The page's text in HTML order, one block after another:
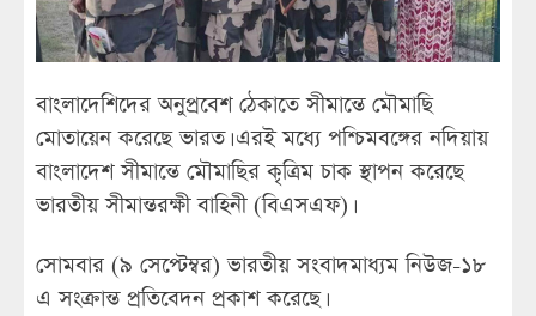
বাংলাদেশিদের অনুপ্রবেশ ঠেকাতে সীমান্তে মৌমাছি
মোতায়েন করেছে ভারত। এরই মধ্যে পশ্চিমবঙ্গের নদিয়ায়
বাংলাদেশ সীমান্তে মৌমাছির কৃত্রিম চাক স্থাপন করেছে
ভারতীয় সীমান্তরক্ষী বাহিনী (বিএসএফ)।
সোমবার (৯ সেপ্টেম্বর) ভারতীয় সংবাদমাধ্যম নিউজ-১৮
এ সংক্রান্ত প্রতিবেদন প্রকাশ করেছে।